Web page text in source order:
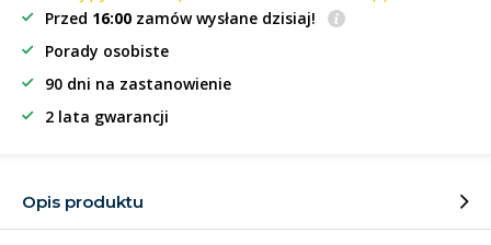
Przed 16:00 zamów wysłane dzisiaj!
Porady osobiste
90 dni na zastanowienie
2 lata gwarancji
Opis produktu